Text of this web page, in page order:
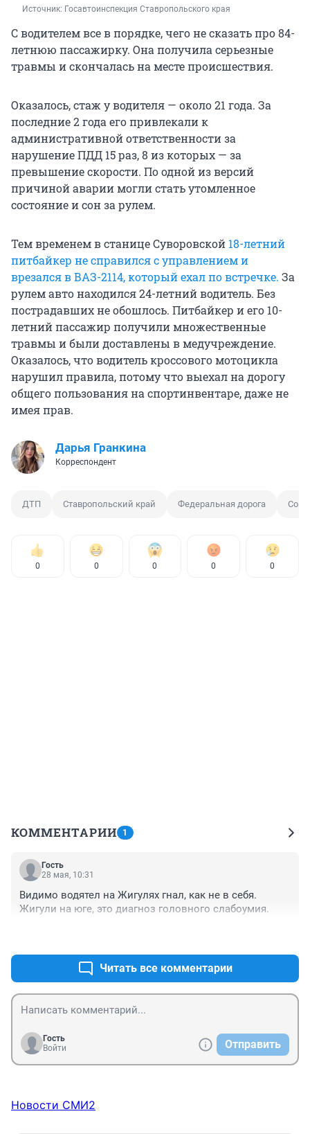
Источник: Госавтоинспекция Ставропольского края
С водителем все в порядке, чего не сказать про 84-
летнюю пассажирку. Она получила серьезные
травмы и скончалась на месте происшествия.
Оказалось, стаж у водителя — около 21 года. За
последние 2 года его привлекали к
административной ответственности за
нарушение ПДД 15 раз, 8 из которых — за
превышение скорости. По одной из версий
причиной аварии могли стать утомленное
состояние и сон за рулем.
Тем временем в станице Суворовской 18-летний
питбайкер не справился с управлением и
врезался в ВАЗ-2114, который ехал по встречке. За
рулем авто находился 24-летний водитель. Без
пострадавших не обошлось. Питбайкер и его 10-
летний пассажир получили множественные
травмы и были доставлены в медучреждение.
Оказалось, что водитель кроссового мотоцикла
нарушил правила, потому что выехал на дорогу
общего пользования на спортинвентаре, даже не
имея прав.
Дарья Гранкина
Корреспондент
ДТП Ставропольский край Федеральная дорога Сон
0 0 0 0 0
КОММЕНТАРИИ 1
Гость
28 мая, 10:31
Видимо водятел на Жигулях гнал, как не в себя.
Жигули на юге, это диагноз головного слабоумия.
Читать все комментарии
Гость
Войти
Отправить
Новости СМИ2